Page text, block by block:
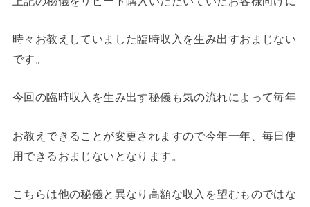
時々お教えしていました臨時収入を生み出すおまじない
です。
今回の臨時収入を生み出す秘儀も気の流れによって毎年
お教えできることが変更されますので今年一年、毎日使
用できるおまじないとなります。
こちらは他の秘儀と異なり高額な収入を望むものではな